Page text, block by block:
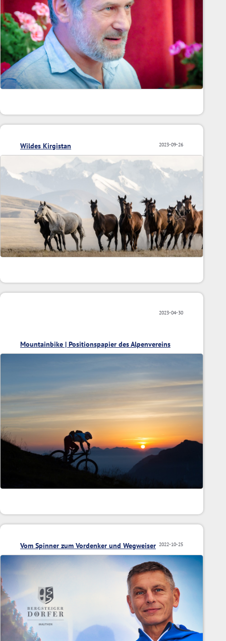
2023-09-26
Wildes Kirgistan
2023-04-30
Mountainbike | Positionspapier des Alpenvereins
2022-10-25
Vom Spinner zum Vordenker und Wegweiser